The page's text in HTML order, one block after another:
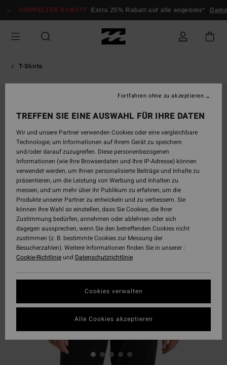
zur
springen
DOPPELTER RABATT Extra 25% Rabatt auf alle angebote* Damen
T-Shirts
TREFFEN SIE EINE AUSWAHL FÜR IHRE DATEN
Wir und unsere Partner verwenden Cookies oder eine vergleichbare
Technologie, um Informationen auf Ihrem Gerät zu speichern
und/oder darauf zuzugreifen. Diese personenbezogenen
Informationen (wie Ihre Browserdaten und Ihre IP-Adresse) können
verwendet werden, um Ihnen personalisierte Beiträge und Inhalte zu
präsentieren, um die Leistung von Werbung und Inhalten zu
messen, und um mehr über ihr Publikum zu erfahren, um die
Produkte unserer Partner zu entwickeln und zu verbessern. Sie
können Ihre Wahl so einstellen, dass Sie Cookies, die Ihrer
Zustimmung bedürfen, annehmen oder ablehnen oder sich
dagegen aussprechen, wenn Sie den betreffenden Cookies nicht
zustimmen (z. B. bestimmte Cookies zur Messung der
Besucherzahlen). Weitere Informationen finden Sie in unserer :
Cookie-Richtlinieund Datenschutzrichtlinie
Cookies verwalten
Fortfahren ohne zu akzeptieren
Alle Cookies akzeptieren